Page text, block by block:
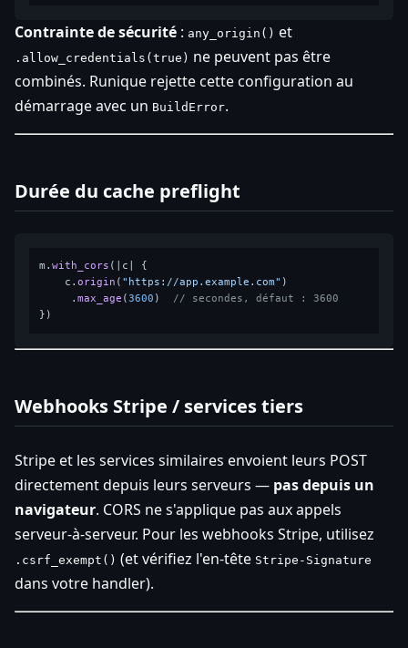
Contrainte de sécurité : any_origin() et
.allow_credentials(true) ne peuvent pas être
combinés. Runique rejette cette configuration au
démarrage avec un BuildError.
Durée du cache preflight
m.with_cors (|c| {
    c.
origin ( "https://app.example.com" )
     .
max_age (3600 ) // secondes, défaut : 3600
Webhooks Stripe / services tiers
Stripe et les services similaires envoient leurs POST
directement depuis leurs serveurs — pas depuis un
navigateur. CORS ne s'applique pas aux appels
serveur-à-serveur. Pour les webhooks Stripe, utilisez
.csrf_exempt() (et vérifiez l'en-tête Stripe-Signature
dans votre handler).